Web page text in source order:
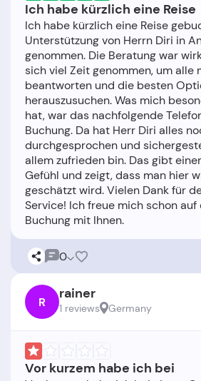
Ich habe kürzlich eine Reise
Ich habe kürzlich eine Reise
Unterstützung von Herrn Diri in
genommen. Die Beratung war
sich viel Zeit genommen, um alle
beantworten und die besten
herauszusuchen. Was mich
hat, war das nachfolgende
Buchung. Da hat Herr Diri alles
durchgesprochen und
allem zufrieden bin. Das gibt
Gefühl und zeigt, dass man hier
geschätzt wird. Vielen Dank für
Service! Ich freue mich schon
0
R rainer
1 reviews Germany
Vor kurzem habe ich bei